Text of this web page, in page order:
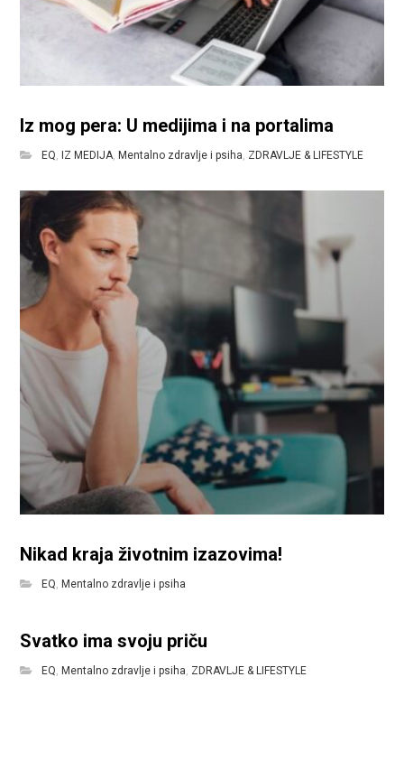
Iz mog pera: U medijima i na portalima
EQ, IZ MEDIJA, Mentalno zdravlje i psiha, ZDRAVLJE & LIFESTYLE
Nikad kraja životnim izazovima!
EQ ,Mentalno zdravlje i psiha
Svatko ima svoju priču
EQ ,Mentalno zdravlje i psiha ZDRAVLJE & LIFESTYLE